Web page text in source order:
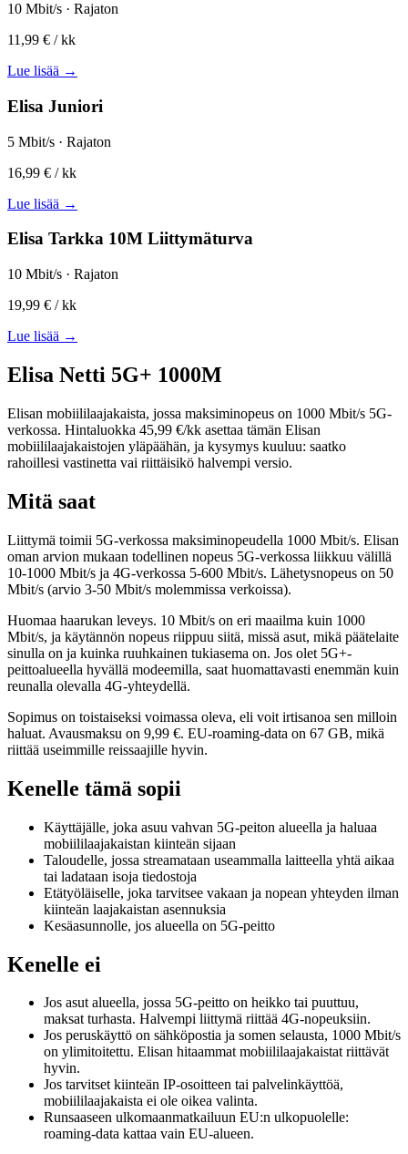
10 Mbit/s · Rajaton
11,99 € / kk
Lue lisää →
Elisa Juniori
5 Mbit/s · Rajaton
16,99 € / kk
Lue lisää →
Elisa Tarkka 10M Liittymäturva
10 Mbit/s · Rajaton
19,99 € / kk
Lue lisää →
Elisa Netti 5G+ 1000M
Elisan mobiililaajakaista, jossa maksiminopeus on 1000 Mbit/s 5G-
verkossa. Hintaluokka 45,99 €/kk asettaa tämän Elisan
mobiililaajakaistojen yläpäähän, ja kysymys kuuluu: saatko
rahoillesi vastinetta vai riittäisikö halvempi versio.
Mitä saat
Liittymä toimii 5G-verkossa maksiminopeudella 1000 Mbit/s. Elisan
oman arvion mukaan todellinen nopeus 5G-verkossa liikkuu välillä
10-1000 Mbit/s ja 4G-verkossa 5-600 Mbit/s. Lähetysnopeus on 50
Mbit/s (arvio 3-50 Mbit/s molemmissa verkoissa).
Huomaa haarukan leveys. 10 Mbit/s on eri maailma kuin 1000
Mbit/s, ja käytännön nopeus riippuu siitä, missä asut, mikä päätelaite
sinulla on ja kuinka ruuhkainen tukiasema on. Jos olet 5G+-
peittoalueella hyvällä modeemilla, saat huomattavasti enemmän kuin
reunalla olevalla 4G-yhteydellä.
Sopimus on toistaiseksi voimassa oleva, eli voit irtisanoa sen milloin
haluat. Avausmaksu on 9,99 €. EU-roaming-data on 67 GB, mikä
riittää useimmille reissaajille hyvin.
Kenelle tämä sopii
Käyttäjälle, joka asuu vahvan 5G-peiton alueella ja haluaa
mobiililaajakaistan kiinteän sijaan
Taloudelle, jossa streamataan useammalla laitteella yhtä aikaa
tai ladataan isoja tiedostoja
Etätyöläiselle, joka tarvitsee vakaan ja nopean yhteyden ilman
kiinteän laajakaistan asennuksia
Kesäasunnolle, jos alueella on 5G-peitto
Kenelle ei
Jos asut alueella, jossa 5G-peitto on heikko tai puuttuu,
maksat turhasta. Halvempi liittymä riittää 4G-nopeuksiin.
Jos peruskäyttö on sähköpostia ja somen selausta, 1000 Mbit/s
on ylimitoitettu. Elisan hitaammat mobiililaajakaistat riittävät
hyvin.
Jos tarvitset kiinteän IP-osoitteen tai palvelinkäyttöä,
mobiililaajakaista ei ole oikea valinta.
Runsaaseen ulkomaanmatkailuun EU:n ulkopuolelle:
roaming-data kattaa vain EU-alueen.